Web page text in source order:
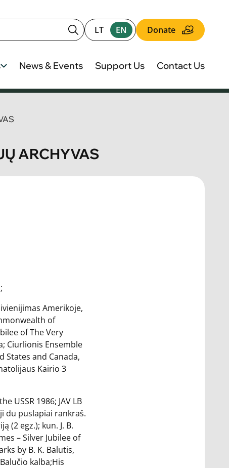
LT EN Donate
News & Events Support Us Contact Us
ARCHYVAS
Amerikoje,
of
of The Very
Ciurlionis Ensemble
States and Canada,
Kairio 3
USSR 1986; JAV LB
du puslapiai rankraš.
(2 egz.); kun. J. B.
– Silver Jubilee of
by B. K. Balutis,
kalba;His